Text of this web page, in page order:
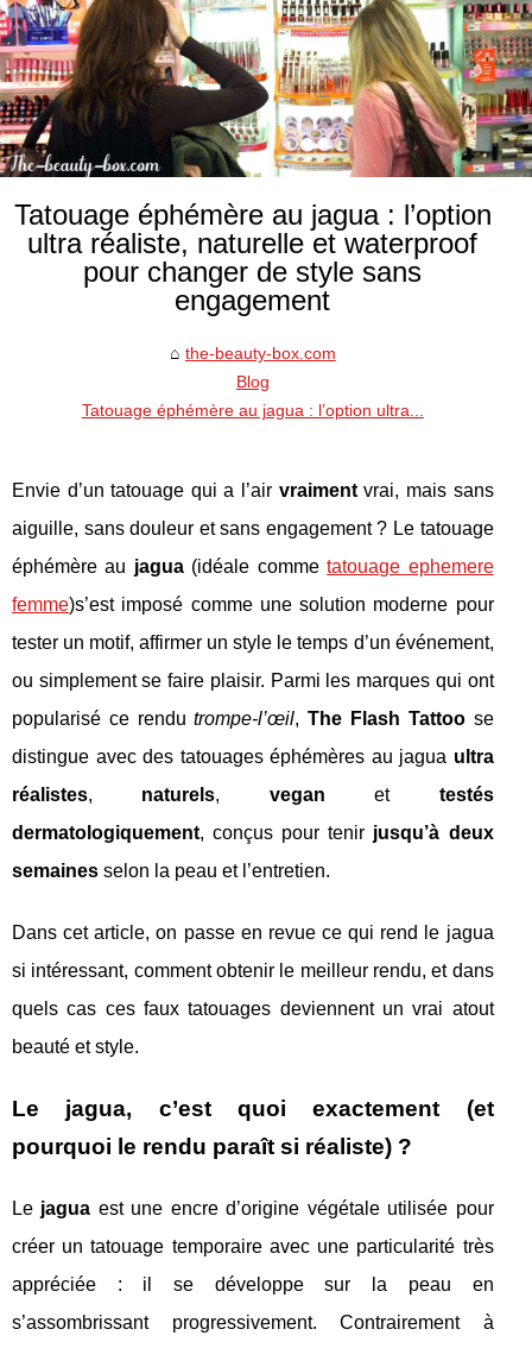
Tatouage éphémère au jagua : l’option
ultra réaliste, naturelle et waterproof
pour changer de style sans
engagement
the-beauty-box.com
Blog
Tatouage éphémère au jagua : l’option ultra...
Envie d’un tatouage qui a l’air vraimentvrai, mais sans
aiguille, sans douleur et sans engagement ? Le tatouage
éphémère au jagua(idéale commetatouage ephemere
femme)s’est imposé comme une solution moderne pour
tester un motif, affirmer un style le temps d’un événement,
ou simplement se faire plaisir. Parmi les marques qui ont
popularisé ce rendutrompe-l’œil,The Flash Tattoose
distingue avec des tatouages éphémères au jagua ultra
réalistes, naturels, vegan et testés
dermatologiquement, conçus pour tenir jusqu’à deux
semaines selon la peau et l’entretien.
Dans cet article, on passe en revue ce qui rend le jagua
si intéressant, comment obtenir le meilleur rendu, et dans
quels cas ces faux tatouages deviennent un vrai atout
beauté et style.
Le jagua, c’est quoi exactement (et
pourquoi le rendu paraît si réaliste) ?
Le jagua est une encre d’origine végétale utilisée pour
créer un tatouage temporaire avec une particularité très
appréciée : il se développe sur la peau en
s’assombrissant progressivement. Contrairement à